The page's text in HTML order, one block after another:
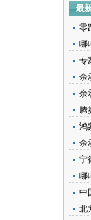
最
零
哪
专
余
余
腾
鸿
余
宁
哪
中
北